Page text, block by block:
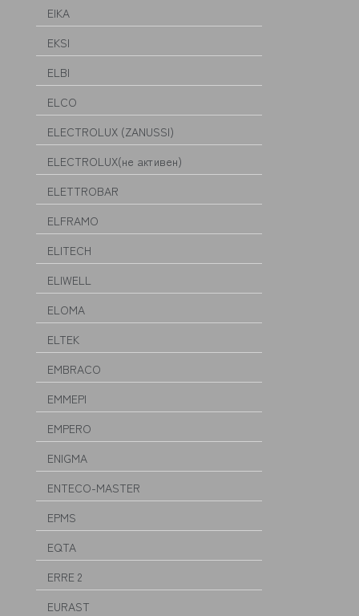
EIKA
EKSI
ELBI
ELCO
ELECTROLUX (ZANUSSI)
ELECTROLUX(не активен)
ELETTROBAR
ELFRAMO
ELITECH
ELIWELL
ELOMA
ELTEK
EMBRACO
EMMEPI
EMPERO
ENIGMA
ENTECO-MASTER
EPMS
EQTA
ERRE 2
EURAST